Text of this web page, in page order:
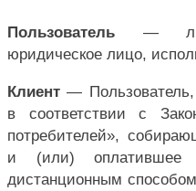
Пользователь —
юридическое лицо,
Клиент —
в соответствии с
потребителей»,
и (или) оплатившее
дистанционным